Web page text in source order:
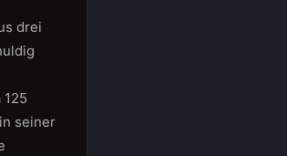
drei
seiner